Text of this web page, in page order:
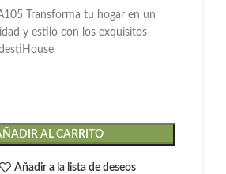
Transforma tu hogar en un
y estilo con los exquisitos
AL CARRITO
Añadir a la lista de deseos